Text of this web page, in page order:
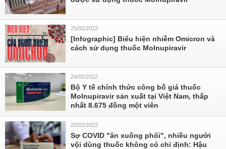
25/02/2022
[Infographic] Biểu hiện nhiễm Omicron và
cách sử dụng thuốc Molnupiravir
24/02/2022
Bộ Y tế chính thức công bố giá thuốc
Molnupiravir sản xuất tại Việt Nam, thấp
nhất 8.675 đồng một viên
22/02/2022
Sợ COVID "ăn xuống phổi", nhiều người
vội dùng thuốc không có chỉ định: Hậu